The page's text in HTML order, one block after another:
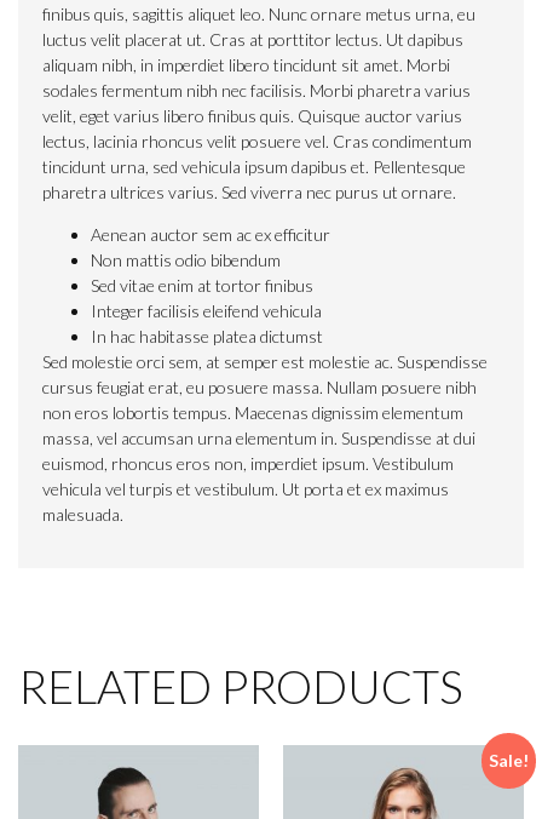
finibus quis, sagittis aliquet leo. Nunc ornare metus urna, eu
luctus velit placerat ut. Cras at porttitor lectus. Ut dapibus
aliquam nibh, in imperdiet libero tincidunt sit amet. Morbi
sodales fermentum nibh nec facilisis. Morbi pharetra varius
velit, eget varius libero finibus quis. Quisque auctor varius
lectus, lacinia rhoncus velit posuere vel. Cras condimentum
tincidunt urna, sed vehicula ipsum dapibus et. Pellentesque
pharetra ultrices varius. Sed viverra nec purus ut ornare.
Aenean auctor sem ac ex efficitur
Non mattis odio bibendum
Sed vitae enim at tortor finibus
Integer facilisis eleifend vehicula
In hac habitasse platea dictumst
Sed molestie orci sem, at semper est molestie ac. Suspendisse
cursus feugiat erat, eu posuere massa. Nullam posuere nibh
non eros lobortis tempus. Maecenas dignissim elementum
massa, vel accumsan urna elementum in. Suspendisse at dui
euismod, rhoncus eros non, imperdiet ipsum. Vestibulum
vehicula vel turpis et vestibulum. Ut porta et ex maximus
malesuada.
RELATED PRODUCTS
Sale!